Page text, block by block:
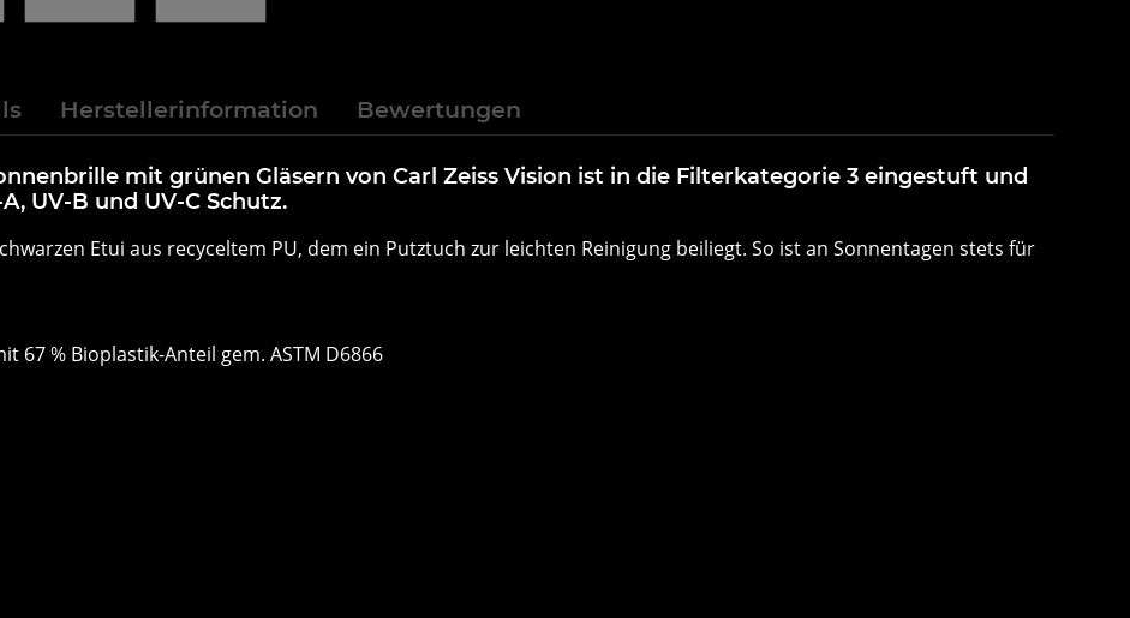
Herstellerinformation Bewertungen
mit grünen Gläsern von Carl Zeiss Vision ist in die Filterkategorie 3 eingestuft und
UV-B und UV-C Schutz.
Etui aus recyceltem PU, dem ein Putztuch zur leichten Reinigung beiliegt. So ist an Sonnentagen stets für
67 % Bioplastik-Anteil gem. ASTM D6866